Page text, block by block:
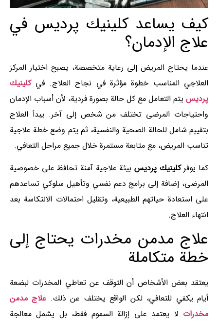
كيف يساعد كلينيك پرديس في
علاج الإدمان؟
عندما يحتاج المريض إلى رعاية متخصصة، يصبح اختيار المركز
العلاجي المناسب خطوة مؤثرة في نجاح العلاج. فيكلينيك
پرديس يتم التعامل مع كل حالة بصورة فردية، لأن أسباب الإدمان
واحتياجات المرضى تختلف من شخص إلى آخر. يبدأ العلاج
بتقييم شامل للحالة الصحية والنفسية، ثم يتم وضع خطة علاجية
تناسب المريض، مع متابعة مستمرة خلال جميع مراحل التعافي.
كما يوفركلينيك پرديس بيئة علاجية آمنة تحافظ على خصوصية
المرضى، إضافة إلى برامج دعم نفسي وتأهيل سلوكي تساعدهم
على استعادة حياتهم الطبيعية، وتقليل احتمالات الانتكاسة بعد
انتهاء العلاج.
علاج مدمن مخدرات يحتاج إلى
خطة متكاملة
يعتقد بعض الأشخاص أن التوقف عن تعاطي المخدرات لبضعة
أيام يكفي للتعافي، لكن الواقع يختلف عن ذلك. علاج مدمن
مخدرات لا يعتمد على إزالة السموم فقط، بل يشمل معالجة